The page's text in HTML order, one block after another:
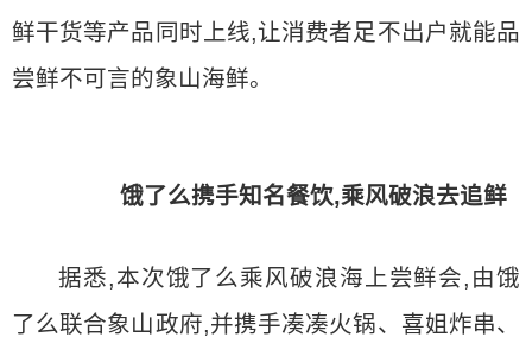
鲜干货等产品同时上线,让消费者足不出户就能品
尝鲜不可言的象山海鲜。
饿了么携手知名餐饮,乘风破浪去追鲜
据悉,本次饿了么乘风破浪海上尝鲜会,由饿
了么联合象山政府,并携手凑凑火锅、喜姐炸串、